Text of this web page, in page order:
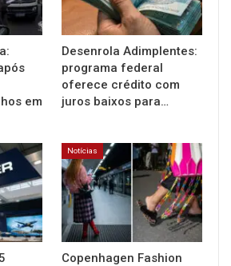
em
Desenrola Adimplentes:
programa federal
oferece crédito com
juros baixos para…
Notícias
Copenhagen Fashion